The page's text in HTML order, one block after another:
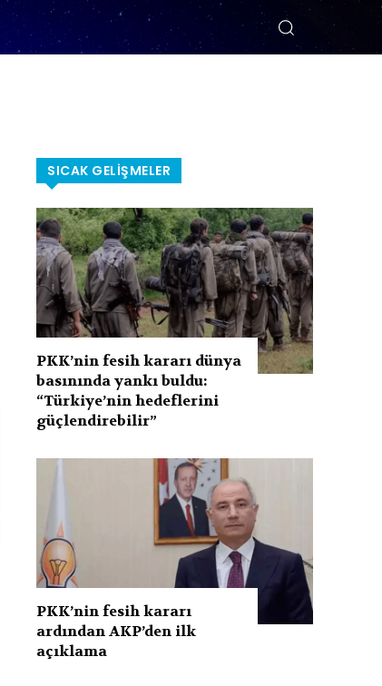
SICAK GELIŞMELER
PKK’nin fesih kararı dünya
basınında yankı buldu:
“Türkiye’nin hedeflerini
güçlendirebilir”
PKK’nin fesih kararı
ardından AKP’den ilk
açıklama